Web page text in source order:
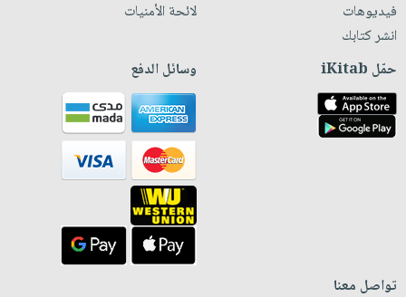
فيديوهات
انشر كتابك
لائحة الأمنيات
حمّل iKitab وسائل الدفع
تواصل معنا